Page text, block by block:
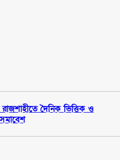
দৈনিক ভিত্তিক ও